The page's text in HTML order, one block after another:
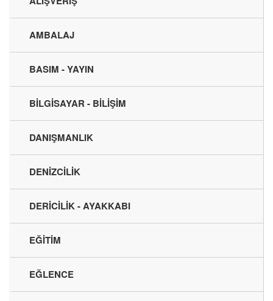
AMBALAJ
BASIM - YAYIN
BİLGİSAYAR - BİLİŞİM
DANIŞMANLIK
DENİZCİLİK
DERİCİLİK - AYAKKABI
EĞİTİM
EĞLENCE